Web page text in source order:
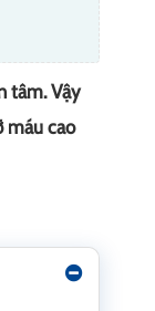
tâm. Vậy
máu cao